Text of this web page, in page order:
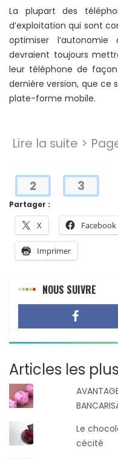
La plupart des
d’exploitation qui sont
optimiser
devraient toujours
leur téléphone de
dernière version, que ce
plate-forme mobile.
Partager :
X Facebook
Imprimer
Lire la suite >
2 3
NOUS SUIVRE
Articles les
Le
cécité